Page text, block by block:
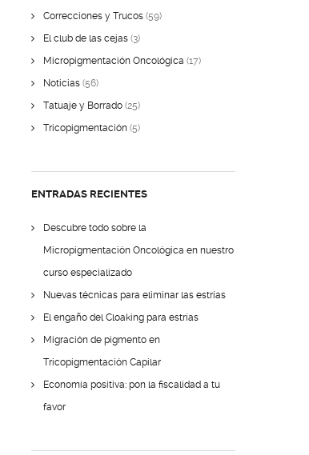
Correcciones y Trucos (59)
El club de las cejas (3)
Micropigmentación Oncológica (17)
Noticias (56)
Tatuaje y Borrado (25)
Tricopigmentación (5)
ENTRADAS RECIENTES
Descubre todo sobre la
Micropigmentación Oncológica en nuestro
curso especializado
Nuevas técnicas para eliminar las estrías
El engaño del Cloaking para estrías
Migración de pigmento en
Tricopigmentación Capilar
Economía positiva: pon la fiscalidad a tu
favor